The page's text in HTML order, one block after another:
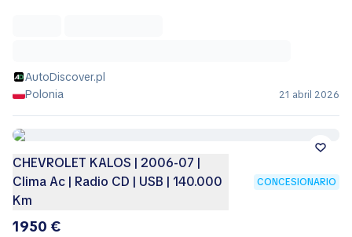
AutoDiscover.pl
Polonia
21 abril 2026
CHEVROLET KALOS | 2006-07 |
Clima Ac | Radio CD | USB | 140.000
Km
CONCESIONARIO
1950 €